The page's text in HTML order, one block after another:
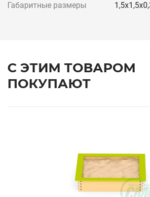
Габаритные размеры
С ЭТИМ ТОВАРОМ
ПОКУПАЮТ